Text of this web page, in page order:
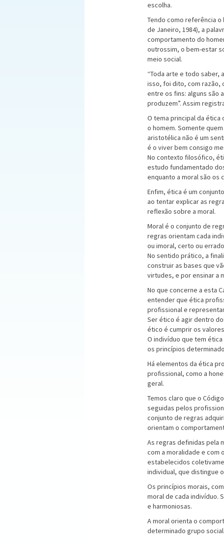
escolha.
Tendo como referência o
de Janeiro, 1984), a
comportamento do
outrossim, o bem-estar
meio social.
“Toda arte e todo saber,
isso, foi dito, com razão,
entre os fins: alguns são
produzem”. Assim
O tema principal da ética
o homem. Somente
aristotélica não é um
é o viver bem consigo
No contexto filosófico,
estudo fundamentado
enquanto a moral são os
Enfim, ética é um
ao tentar explicar as
reflexão sobre a moral.
Moral é o conjunto de
regras orientam cada
ou imoral, certo ou
No sentido prático, a
construir as bases que
virtudes, e por ensinar a
No que concerne a esta
entender que ética
profissional e
Ser ético é agir dentro
ético é cumprir os
O indivíduo que tem
os princípios
Há elementos da ética
profissional, como a
geral.
Temos claro que o
seguidas pelos
conjunto de regras
orientam o
As regras definidas pela
com a moralidade e com
estabelecidos
individual, que distingue
Os princípios morais,
moral de cada indivíduo.
e harmoniosas.
A moral orienta o
determinado grupo social.